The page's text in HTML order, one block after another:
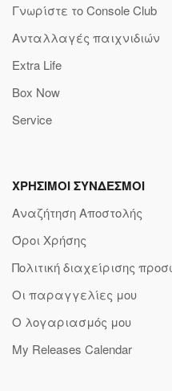
Γνωρίστε το Console Club
Ανταλλαγές παιχνιδιών
Extra Life
Box Now
Service
ΧΡΗΣΙΜΟΙ ΣΥΝΔΕΣΜΟΙ
Αναζήτηση Αποστολής
Όροι Χρήσης
Πολιτική διαχείρισης
Οι παραγγελίες μου
Ο λογαριασμός μου
My Releases Calendar